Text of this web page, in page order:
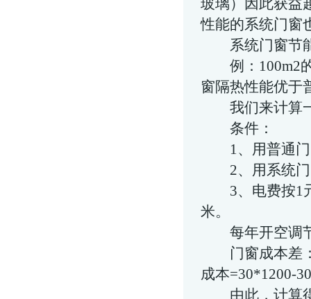
玻璃 ）因此获益
性能的系统门窗
系统门窗节
例：100m2的
窗隔热性能优于
我们来计算
条件：
1、用普通门
2、用系统门
3、电费按1元
米。
每年开空调节
门窗成本差
成本=30*1200-
由此，计算得